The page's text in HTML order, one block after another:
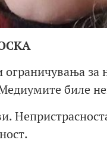
биле